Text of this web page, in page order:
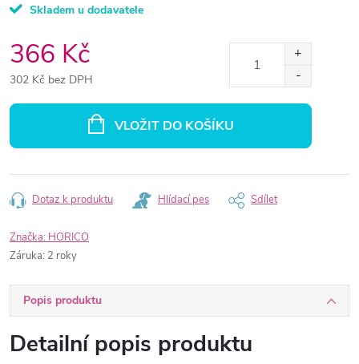
Skladem u dodavatele
366 Kč
302 Kč bez DPH
VLOŽIT DO KOŠÍKU
Dotaz k produktu Hlídací pes Sdílet
Značka: HORICO
Záruka: 2 roky
Popis produktu
Detailní popis produktu